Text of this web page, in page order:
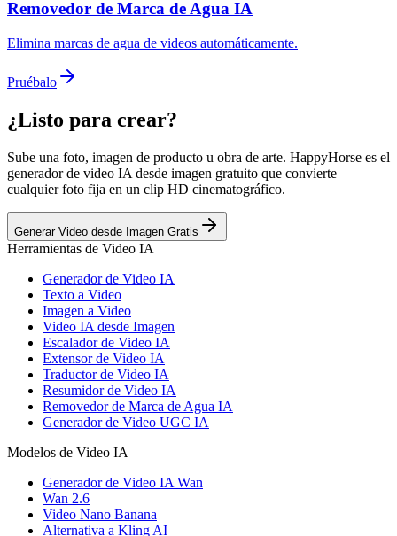
Removedor de Marca de Agua IA
Elimina marcas de agua de videos automáticamente.
Pruébalo
¿Listo para crear?
Sube una foto, imagen de producto u obra de arte. HappyHorse es el
generador de video IA desde imagen gratuito que convierte
cualquier foto fija en un clip HD cinematográfico.
Generar Video desde Imagen Gratis
Herramientas de Video IA
Generador de Video IA
Texto a Video
Imagen a Video
Video IA desde Imagen
Escalador de Video IA
Extensor de Video IA
Traductor de Video IA
Resumidor de Video IA
Removedor de Marca de Agua IA
Generador de Video UGC IA
Modelos de Video IA
Generador de Video IA Wan
Wan 2.6
Video Nano Banana
Alternativa a Kling AI